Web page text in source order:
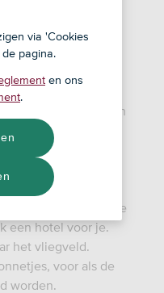
Dan heb je vaak
eten en drinken.
dit niet zelf? Dan
bij de
daarom altijd de
je door de
Dan betaalt de
een hotel voor je.
het vliegveld.
voor als de
worden.
via 'Cookies
pagina.
en ons
.